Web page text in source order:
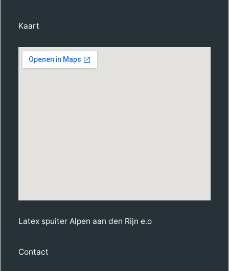
Kaart
Latex spuiter Alpen aan den Rijn e.o
Contact